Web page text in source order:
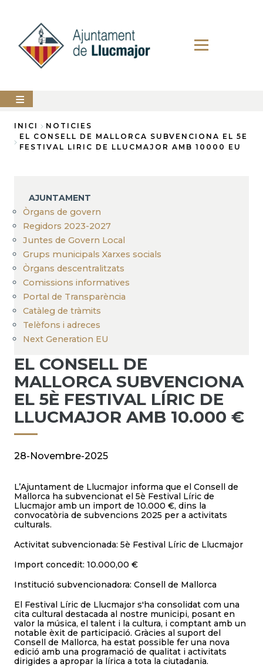
contingut
AJUNTAMENT
LLUCMAJOR
PERFIL
DEL
CONTRACTANT
Fil
INICI
NOTICIES
EL CONSELL DE MALLORCA SUBVENCIONA EL 5E
FESTIVAL LIRIC DE LLUCMAJOR AMB 10000 EU
AJUNTAMENT
Òrgans de govern
Regidors 2023-2027
Juntes de Govern Local
Grups municipals Xarxes socials
Òrgans descentralitzats
Comissions informatives
Portal de Transparència
Catàleg de tràmits
Telèfons i adreces
Next Generation EU
EL CONSELL DE
MALLORCA SUBVENCIONA
EL 5È FESTIVAL LÍRIC DE
LLUCMAJOR AMB 10.000 €
28-Novembre-2025
L’Ajuntament de Llucmajor informa que el Consell de
Mallorca ha subvencionat el 5è Festival Líric de
Llucmajor amb un import de 10.000 €, dins la
convocatòria de subvencions 2025 per a activitats
culturals.
Activitat subvencionada: 5è Festival Líric de Llucmajor
Import concedit: 10.000,00 €
Institució subvencionadora: Consell de Mallorca
El Festival Líric de Llucmajor s'ha consolidat com una
cita cultural destacada al nostre municipi, posant en
valor la música, el talent i la cultura, i comptant amb un
notable èxit de participació. Gràcies al suport del
Consell de Mallorca, ha estat possible fer una nova
edició amb una programació de qualitat i activitats
dirigides a apropar la lírica a tota la ciutadania.